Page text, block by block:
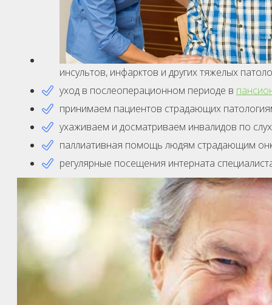
инсультов, инфарктов и других тяжелых
уход в послеоперационном периоде в
принимаем пациентов страдающих
ухаживаем и досматриваем инвалидов по
паллиативная помощь людям страдающим
регулярные посещения интерната